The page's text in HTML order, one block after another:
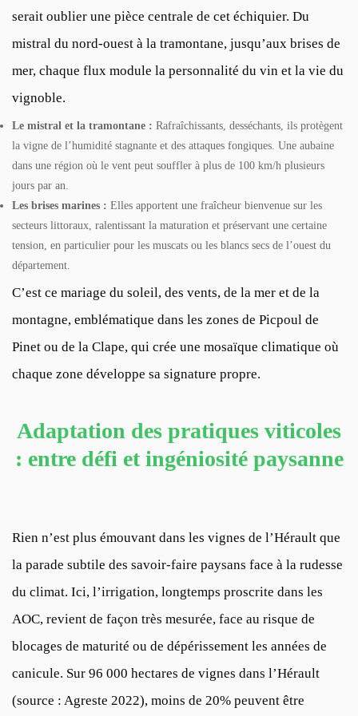
serait oublier une pièce centrale de cet échiquier. Du
mistral du nord-ouest à la tramontane, jusqu’aux brises de
mer, chaque flux module la personnalité du vin et la vie du
vignoble.
Le mistral et la tramontane : Rafraîchissants, desséchants, ils protègent
la vigne de l’humidité stagnante et des attaques fongiques. Une aubaine
dans une région où le vent peut souffler à plus de 100 km/h plusieurs
jours par an.
Les brises marines : Elles apportent une fraîcheur bienvenue sur les
secteurs littoraux, ralentissant la maturation et préservant une certaine
tension, en particulier pour les muscats ou les blancs secs de l’ouest du
département.
C’est ce mariage du soleil, des vents, de la mer et de la
montagne, emblématique dans les zones de Picpoul de
Pinet ou de la Clape, qui crée une mosaïque climatique où
chaque zone développe sa signature propre.
Adaptation des pratiques viticoles
: entre défi et ingéniosité paysanne
Rien n’est plus émouvant dans les vignes de l’Hérault que
la parade subtile des savoir-faire paysans face à la rudesse
du climat. Ici, l’irrigation, longtemps proscrite dans les
AOC, revient de façon très mesurée, face au risque de
blocages de maturité ou de dépérissement les années de
canicule. Sur 96 000 hectares de vignes dans l’Hérault
(source : Agreste 2022), moins de 20% peuvent être